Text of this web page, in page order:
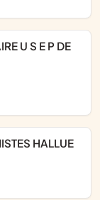
HALLUE